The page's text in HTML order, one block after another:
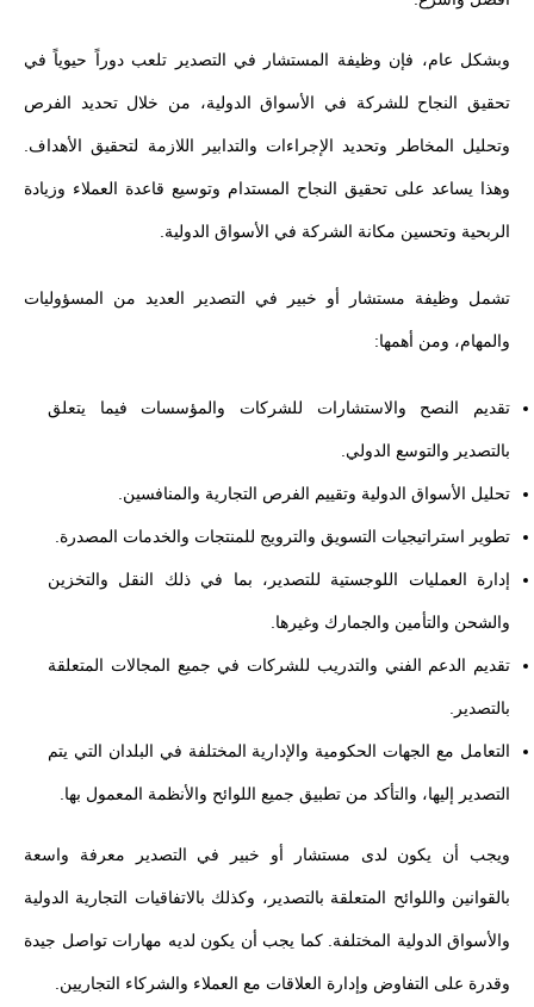
وبشكل عام، فإن وظيفة المستشار في التصدير تلعب دوراً حيوياً في
تحقيق النجاح للشركة في الأسواق الدولية، من خلال تحديد الفرص
وتحليل المخاطر وتحديد الإجراءات والتدابير اللازمة لتحقيق الأهداف.
وهذا يساعد على تحقيق النجاح المستدام وتوسيع قاعدة العملاء وزيادة
الربحية وتحسين مكانة الشركة في الأسواق الدولية.
تشمل وظيفة مستشار أو خبير في التصدير العديد من المسؤوليات
والمهام، ومن أهمها:
تقديم النصح والاستشارات للشركات والمؤسسات فيما يتعلق
بالتصدير والتوسع الدولي.
تحليل الأسواق الدولية وتقييم الفرص التجارية والمنافسين.
تطوير استراتيجيات التسويق والترويج للمنتجات والخدمات المصدرة.
إدارة العمليات اللوجستية للتصدير، بما في ذلك النقل والتخزين
والشحن والتأمين والجمارك وغيرها.
تقديم الدعم الفني والتدريب للشركات في جميع المجالات المتعلقة
بالتصدير.
التعامل مع الجهات الحكومية والإدارية المختلفة في البلدان التي يتم
التصدير إليها، والتأكد من تطبيق جميع اللوائح والأنظمة المعمول بها.
ويجب أن يكون لدى مستشار أو خبير في التصدير معرفة واسعة
بالقوانين واللوائح المتعلقة بالتصدير، وكذلك بالاتفاقيات التجارية الدولية
والأسواق الدولية المختلفة. كما يجب أن يكون لديه مهارات تواصل جيدة
وقدرة على التفاوض وإدارة العلاقات مع العملاء والشركاء التجاريين.